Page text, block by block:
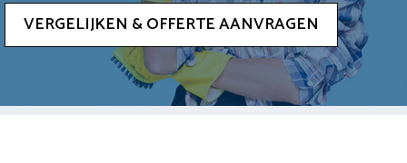
VERGELIJKEN & OFFERTE AANVRAGEN